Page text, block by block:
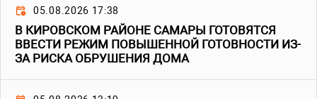
05.08.2026 17:38
В КИРОВСКОМ РАЙОНЕ САМАРЫ ГОТОВЯТСЯ
ВВЕСТИ РЕЖИМ ПОВЫШЕННОЙ ГОТОВНОСТИ ИЗ-
ЗА РИСКА ОБРУШЕНИЯ ДОМА